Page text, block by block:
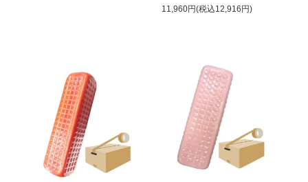
11,960円(税込12,916円)